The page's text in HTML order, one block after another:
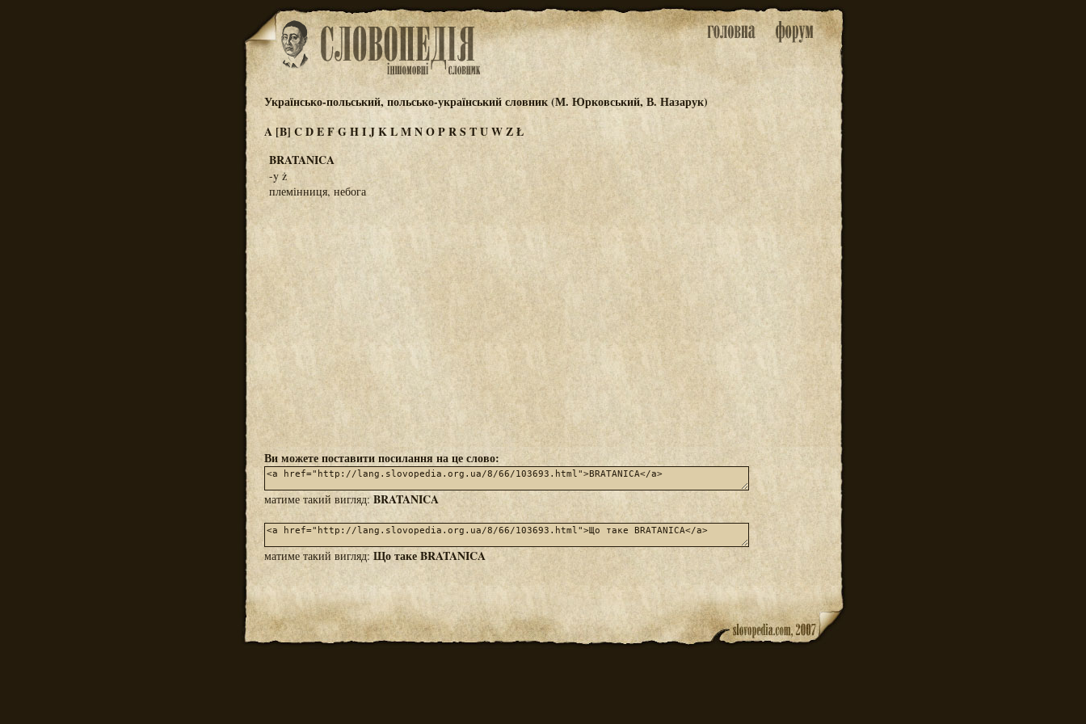
Українсько-польський, польсько-український словник (М. Юрковський, В. Назарук)
A [B] CDEFGHIJKLMNOPRS TUWZŁ
BRATANICA
-y ż
племінниця, небога
Ви можете поставити посилання на це слово:
матиме такий вигляд:BRATANICA
матиме такий вигляд: Що таке BRATANICA